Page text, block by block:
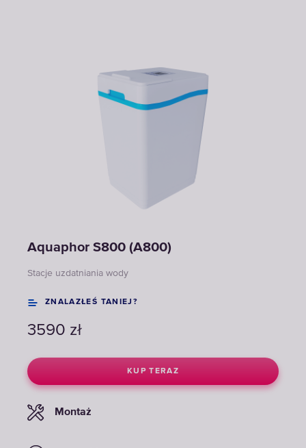
Aquaphor S800 (A800)
Stacje uzdatniania wody
ZNALAZŁEŚ TANIEJ?
3590 zł
KUP TERAZ
Montaż